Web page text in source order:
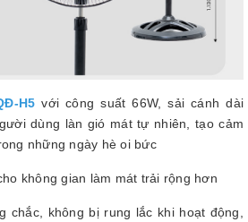
H5với công suất 66W, sải cánh dài
dùng làn gió mát tự nhiên, tạo cảm
những ngày hè oi bức
không gian làm mát trải rộng hơn
chắc, không bị rung lắc khi hoạt động,